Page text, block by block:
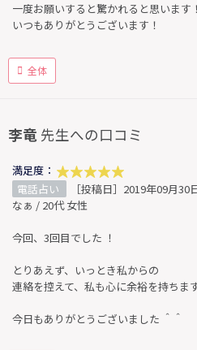
一度お願いすると驚かれると思います！
いつもありがとうございます！
全体
李竜 先生への口コミ
満足度：
電話占い
［投稿日］2019年09月30
なぁ / 20代 女性
今回、3回目でした ！
とりあえず、いっとき私からの
連絡を控えて、私も心に余裕を持ちま
今日もありがとうございました ＾＾